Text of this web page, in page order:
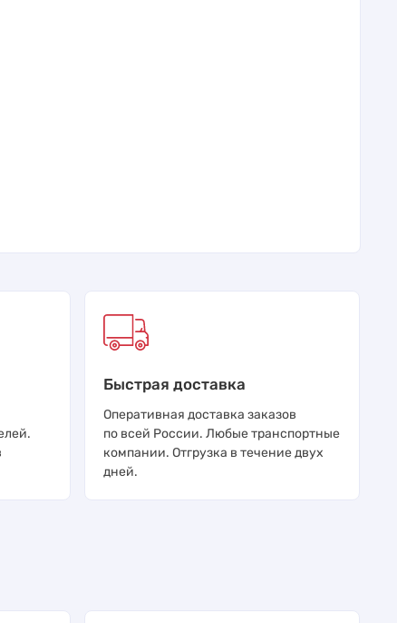
Быстрая доставка
Оперативная доставка заказов
по всей России. Любые транспортные
компании. Отгрузка в течение двух
дней.